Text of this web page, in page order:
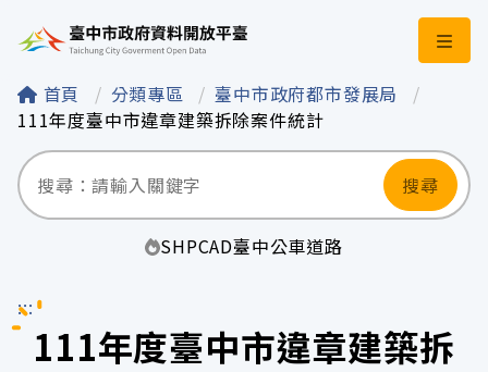
臺中市政府資料開
首頁 分類專區
臺中市政府都市發展局
111年度臺中市違章建築拆除案件統計
搜尋
SHPCAD臺中公車道路
:::
111年度臺中市違章建築拆